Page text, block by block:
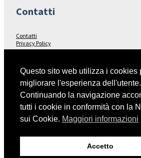
Contatti
Contatti
Privacy Policy
Seguici su…
Facebook
Italia Nostra – Sito Nazionale
Questo sito web utilizza i cookies
migliorare l'esperienza dell'utente.
Continuando la navigazione
tutti i cookie in conformità con la
sui Cookie. Maggiori informazioni
Accetto